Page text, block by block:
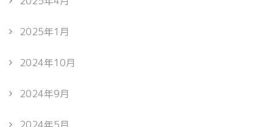
2025年1月
2024年10月
2024年9月